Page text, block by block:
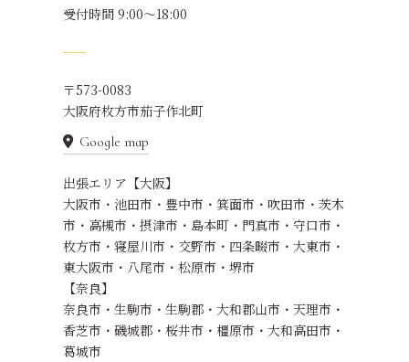
受付時間 9:00～18:00
〒573-0083
大阪府枚方市茄子作北町
Google map
出張エリア【大阪】
大阪市・池田市・豊中市・箕面市・吹田市・茨木
市・高槻市・摂津市・島本町・門真市・守口市・
枚方市・寝屋川市・交野市・四条畷市・大東市・
東大阪市・八尾市・松原市・堺市
【奈良】
奈良市・生駒市・生駒郡・大和郡山市・天理市・
香芝市・磯城郡・桜井市​・橿原市・大和高田市・
葛城市